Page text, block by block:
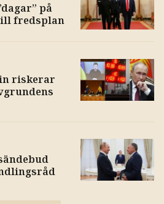
på
fredsplan
riskerar